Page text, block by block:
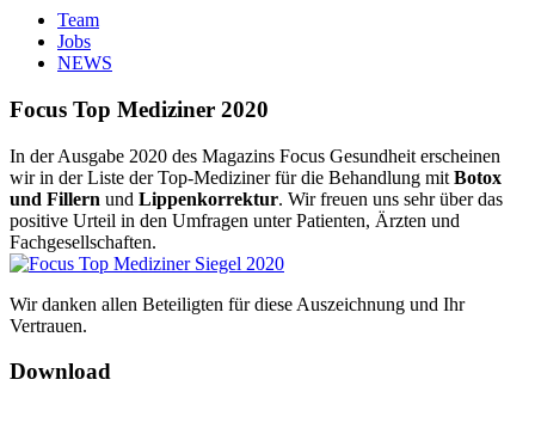
Team
Jobs
NEWS
Focus Top Mediziner 2020
In der Ausgabe 2020 des Magazins Focus Gesundheit erscheinen
wir in der Liste der Top-Mediziner für die Behandlung mit Botox
und Fillern und Lippenkorrektur. Wir freuen uns sehr über das
positive Urteil in den Umfragen unter Patienten, Ärzten und
Fachgesellschaften.
Wir danken allen Beteiligten für diese Auszeichnung und Ihr
Vertrauen.
Download